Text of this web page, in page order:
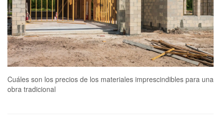
Cuáles son los precios de los materiales imprescindibles para una
obra tradicional